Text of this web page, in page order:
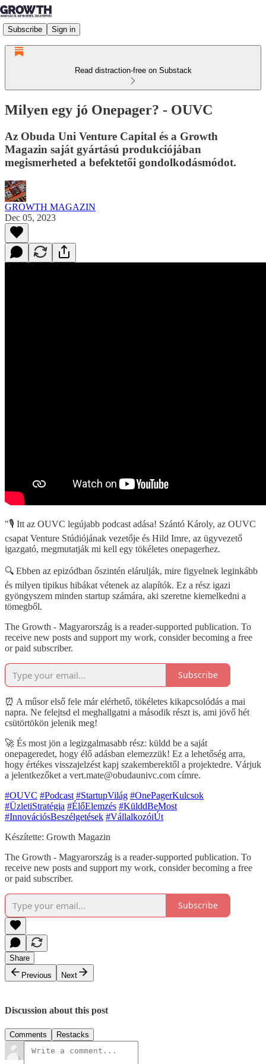
Subscribe Sign in
Read distraction-free on Substack
Milyen egy jó Onepager? - OUVC
Az Obuda Uni Venture Capital és a Growth
Magazin saját gyártású produkciójában
megismerheted a befektetői gondolkodásmódot.
GROWTH MAGAZIN
Dec 05, 2023
"🎙️ Itt az OUVC legújabb podcast adása! Szántó Károly, az OUVC
csapat Venture Stúdiójának vezetője és Hild Imre, az ügyvezető
igazgató, megmutatják mi kell egy tökéletes onepagerhez.
🔍 Ebben az epizódban őszintén elárulják, mire figyelnek leginkább
és milyen tipikus hibákat vétenek az alapítók. Ez a rész igazi
gyöngyszem minden startup számára, aki szeretne kiemelkedni a
tömegből.
The Growth - Magyarország is a reader-supported publication. To
receive new posts and support my work, consider becoming a free
or paid subscriber.
Subscribe
⏰ A műsor első fele már elérhető, tökéletes kikapcsolódás a mai
napra. Ne felejtsd el meghallgatni a második részt is, ami jövő hét
csütörtökön jelenik meg!
🚀 És most jön a legizgalmasabb rész: küldd be a saját
onepageredet, hogy élő adásban elemezzük! Ez a lehetőség arra,
hogy értékes visszajelzést kapj szakemberektől a projektedre. Várjuk
a jelentkezőket a vert.mate@obudaunivc.com címre.
#OUVC #Podcast #StartupVilág #OnePagerKulcsok
#ÜzletiStratégia #ÉlőElemzés #KülddBeMost
#InnovációsBeszélgetések #VállalkozóiÚt
Készítette: Growth Magazin
The Growth - Magyarország is a reader-supported publication. To
receive new posts and support my work, consider becoming a free
or paid subscriber.
Subscribe
Share
Previous
Next
Discussion about this post
Comments Restacks